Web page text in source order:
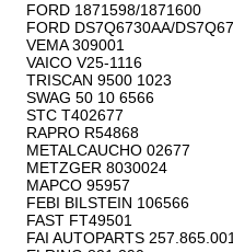
FORD 1871598/1871600
FORD DS7Q6730AA/
VEMA 309001
VAICO V25-1116
TRISCAN 9500 1023
SWAG 50 10 6566
STC T402677
RAPRO R54868
METALCAUCHO 02677
METZGER 8030024
MAPCO 95957
FEBI BILSTEIN 106566
FAST FT49501
FAI AUTOPARTS 257.865.001